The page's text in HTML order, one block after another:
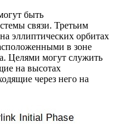
быть
связи. Третьим
эллиптических орбитах
в зоне
Целями могут служить
на высотах
через него на